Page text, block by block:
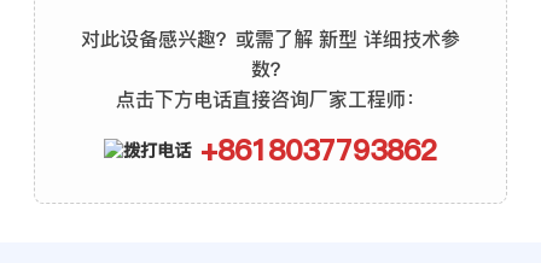
对此设备感兴趣？或需了解 新型 详细技术参
数？
点击下方电话直接咨询厂家工程师：
+8618037793862